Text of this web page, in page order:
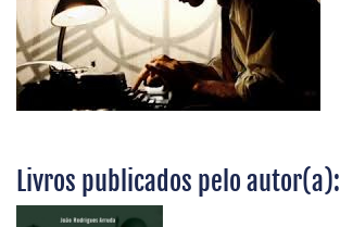
Livros publicados pelo autor(a):